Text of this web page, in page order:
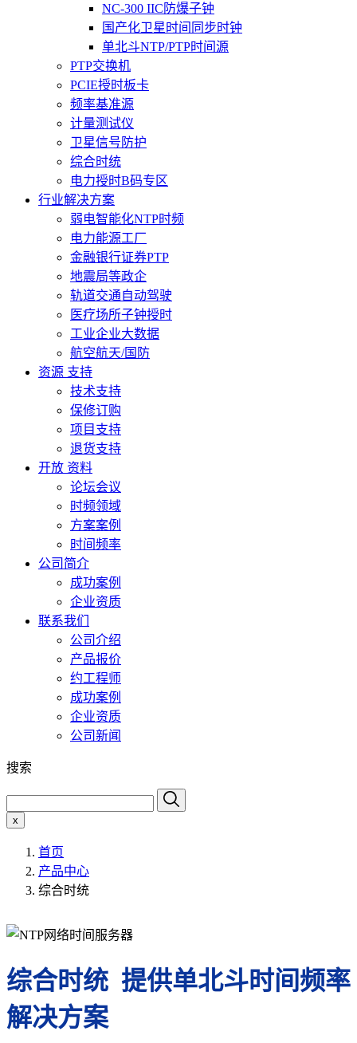
NC-300 IIC防爆子钟
国产化卫星时间同步时钟
单北斗NTP/PTP时间源
PTP交换机
PCIE授时板卡
频率基准源
计量测试仪
卫星信号防护
综合时统
电力授时B码专区
行业解决方案
弱电智能化NTP时频
电力能源工厂
金融银行证券PTP
地震局等政企
轨道交通自动驾驶
医疗场所子钟授时
工业企业大数据
航空航天/国防
资源 支持
技术支持
保修订购
项目支持
退货支持
开放 资料
论坛会议
时频领域
方案案例
时间频率
公司简介
成功案例
企业资质
联系我们
公司介绍
产品报价
约工程师
成功案例
企业资质
公司新闻
搜索
x
首页
产品中心
综合时统
综合时统 提供单北斗时间频率
解决方案